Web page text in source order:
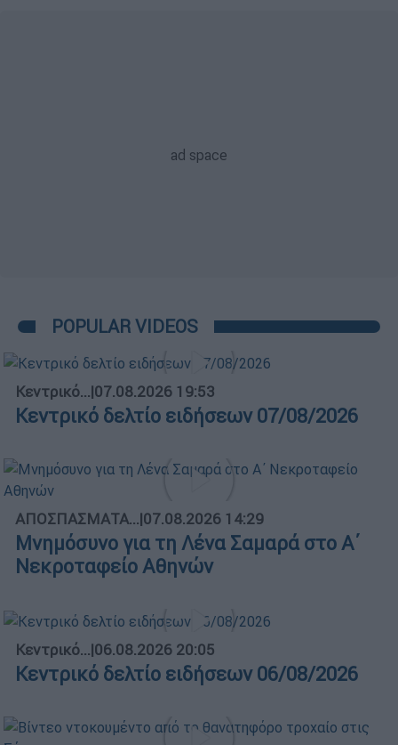
POPULAR VIDEOS
Κεντρικό...|07.08.2026 19:53
Κεντρικό δελτίο ειδήσεων 07/08/2026
ΑΠΟΣΠΑΣΜΑΤΑ...|07.08.2026 14:29
Μνημόσυνο για τη Λένα Σαμαρά στο Α΄
Νεκροταφείο Αθηνών
Κεντρικό...|06.08.2026 20:05
Κεντρικό δελτίο ειδήσεων 06/08/2026